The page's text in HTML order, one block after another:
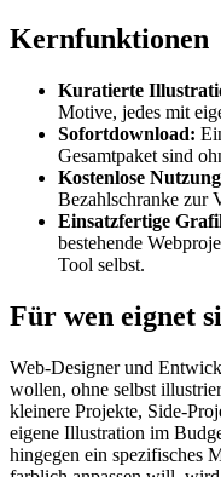
Kernfunktionen
Kuratierte
Motive, jedes mit
Sofortdownload:
Gesamtpaket sind
Kostenlose
Bezahlschranke zur
Einsatzfertige
bestehende
Tool selbst.
Für wen eignet
Web-Designer und
wollen, ohne selbst
kleinere Projekte, Side-
eigene Illustration im
hingegen ein spezifisches